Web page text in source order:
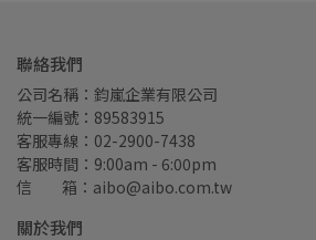
聯絡我們
公司名稱：鈞嵐企業有限公司
統一編號：89583915
客服專線：02-2900-7438
客服時間：9:00am - 6:00pm
信         箱：aibo@aibo.com.tw
關於我們